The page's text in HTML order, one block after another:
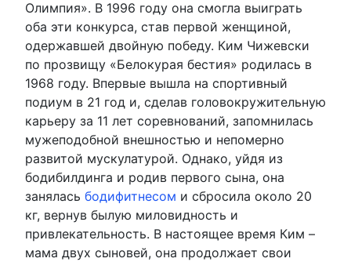
Олимпия». В 1996 году она смогла выиграть
оба эти конкурса, став первой женщиной,
одержавшей двойную победу. Ким Чижевски
по прозвищу «Белокурая бестия» родилась в
1968 году. Впервые вышла на спортивный
подиум в 21 год и, сделав головокружительную
карьеру за 11 лет соревнований, запомнилась
мужеподобной внешностью и непомерно
развитой мускулатурой. Однако, уйдя из
бодибилдинга и родив первого сына, она
занялась бодифитнесом и сбросила около 20
кг, вернув былую миловидность и
привлекательность. В настоящее время Ким –
мама двух сыновей, она продолжает свои